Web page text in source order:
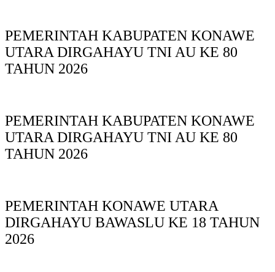
PEMERINTAH KABUPATEN KONAWE
UTARA DIRGAHAYU TNI AU KE 80
TAHUN 2026
PEMERINTAH KABUPATEN KONAWE
UTARA DIRGAHAYU TNI AU KE 80
TAHUN 2026
PEMERINTAH KONAWE UTARA
DIRGAHAYU BAWASLU KE 18 TAHUN
2026